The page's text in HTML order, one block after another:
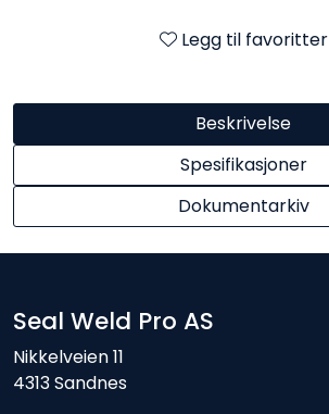
Legg til favoritter
Beskrivelse
Spesifikasjoner
Dokumentarkiv
Seal Weld Pro AS
Nikkelveien 11
4313 Sandnes